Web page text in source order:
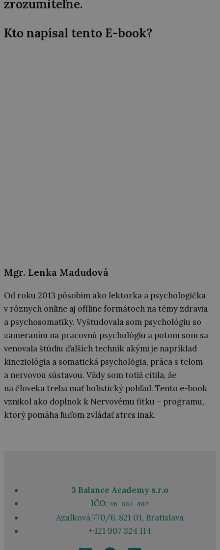
zrozumiteľne.
Kto napísal tento E-book?
Mgr. Lenka Madudová
Od roku 2013 pôsobím ako lektorka a psychologička
v rôznych online aj offline formátoch na témy zdravia
na človeka treba mať holistický pohľad. Tento e-book
vznikol ako doplnok k Nervovému fitku – programu,
ktorý pomáha ľuďom zvládať stres inak.